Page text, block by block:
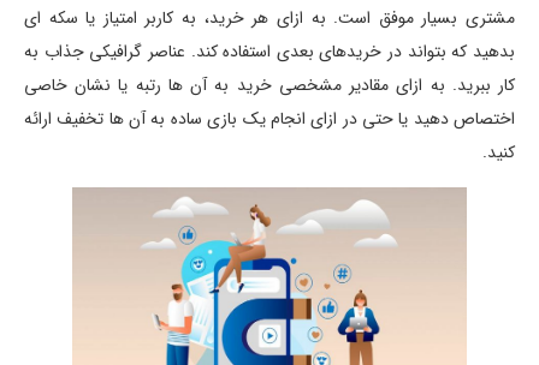
مشتری بسیار موفق است. به ازای هر خرید، به کاربر امتیاز یا سکه ای
بدهید که بتواند در خریدهای بعدی استفاده کند. عناصر گرافیکی جذاب به
کار ببرید. به ازای مقادیر مشخصی خرید به آن ها رتبه یا نشان خاصی
اختصاص دهید یا حتی در ازای انجام یک بازی ساده به آن ها تخفیف ارائه
کنید.